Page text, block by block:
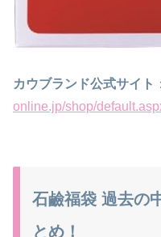
カウブランド公式サイト ：
online.jp/shop/
石鹼福袋 過去の
とめ！